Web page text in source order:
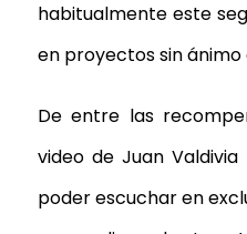
habitualmente este
en proyectos sin ánimo
De entre las
video de Juan
poder escuchar en